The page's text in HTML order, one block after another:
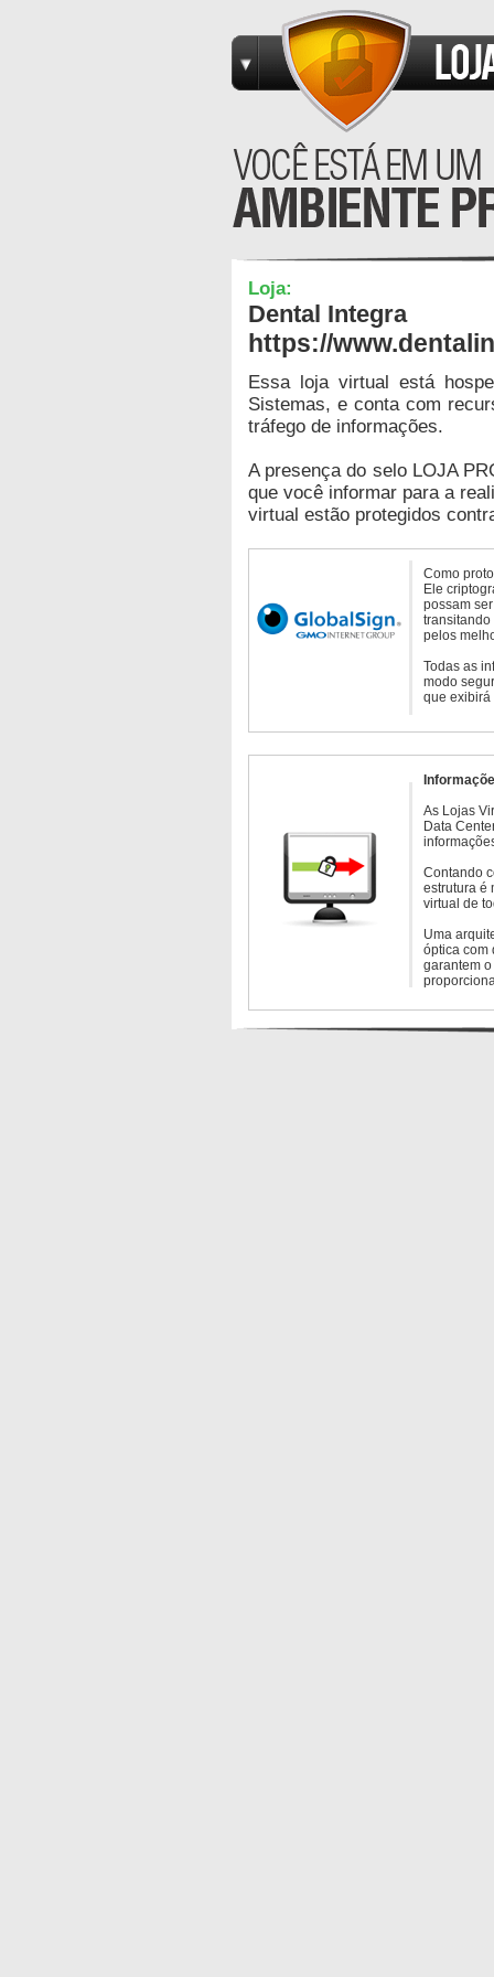
Loja:
Dental Integra
https://
Essa loja virtual está
Sistemas, e conta com
tráfego de informações.
A presença do selo LOJA
que você informar para a
virtual estão protegidos
Como
Ele
possam
transitando
pelos
Todas as
modo
que exibirá
As Lojas
Data
Contando
estrutura é
virtual de
Uma
óptica com
garantem